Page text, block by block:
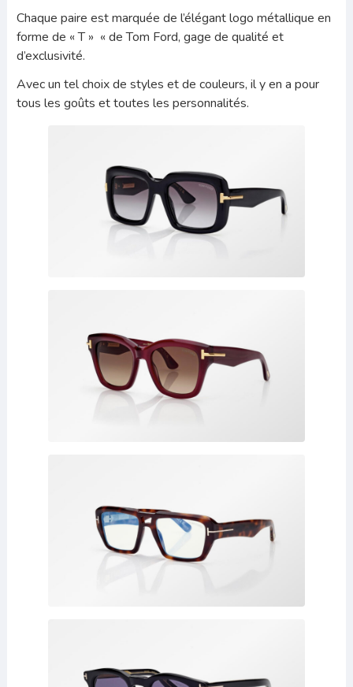
Chaque paire est marquée de l’élégant logo métallique en
forme de « T » « de Tom Ford, gage de qualité et
d’exclusivité.
Avec un tel choix de styles et de couleurs, il y en a pour
tous les goûts et toutes les personnalités.